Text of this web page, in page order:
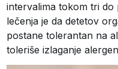
intervalima tokom tri do
lečenja je da detetov
postane tolerantan na
toleriše izlaganje